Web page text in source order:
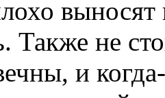
Также не
и